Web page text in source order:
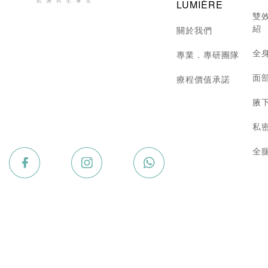
LUMIÈRE
關於我們
專業．專研團隊
療程價值承諾
雙
紹
全
面
腋
私
全